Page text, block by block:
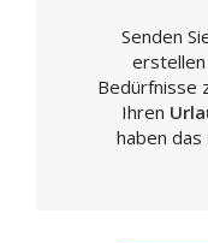
Fratta Todina
Giano dell'Umbria
Gualdo Cattaneo
Senden
Bedürfnisse
Ihren
haben das